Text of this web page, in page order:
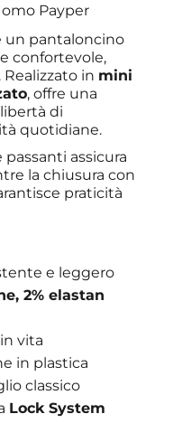
Payper
un pantaloncino
confortevole,
in mini
, offre una
di
quotidiane.
passanti assicura
la chiusura con
praticità
e leggero
2% elastan
vita
in plastica
classico
Lock System